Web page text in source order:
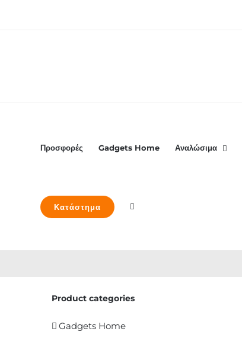
Προσφορές Gadgets Home Αναλώσιμα
Κατάστημα
Product categories
Gadgets Home